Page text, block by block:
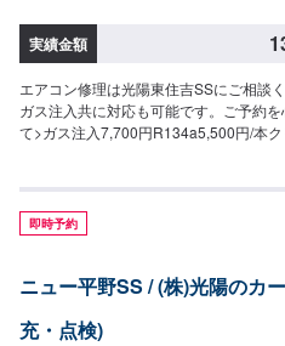
実績金額
エアコン修理は光陽東住吉SSにご相談
ガス注入共に対応も可能です。ご予約
て>ガス注入7,700円R134a5,500円/本
即時予約
ニュー平野SS / (株)光陽のカ
充・点検)